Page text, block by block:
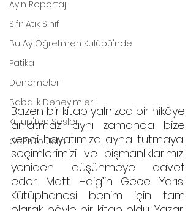
Ayın Röportajı
Sıfır Atık Sınıf
Bu Ay Öğretmen Kulübü'nde
Patika
Denemeler
Babalık Deneyimleri
Kulüp'ten Sesler
GePeTo Usta
Bazen bir kitap yalnızca bir hikâye
anlatmaz; aynı zamanda bize
kendi hayatımıza ayna tutmaya,
seçimlerimizi ve pişmanlıklarımızı
yeniden düşünmeye davet
eder. Matt Haig’in Gece Yarısı
Kütüphanesi benim için tam